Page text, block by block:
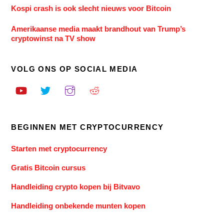
Kospi crash is ook slecht nieuws voor Bitcoin
Amerikaanse media maakt brandhout van Trump’s
cryptowinst na TV show
VOLG ONS OP SOCIAL MEDIA
BEGINNEN MET CRYPTOCURRENCY
Starten met cryptocurrency
Gratis Bitcoin cursus
Handleiding crypto kopen bij Bitvavo
Handleiding onbekende munten kopen